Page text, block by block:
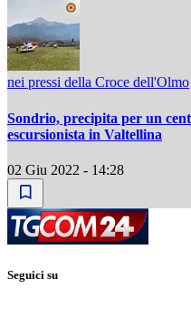
nei pressi della Croce dell'Olmo
Sondrio, precipita per un
escursionista in Valtellina
02 Giu 2022 - 14:28
Seguici su